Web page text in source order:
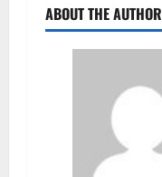
ABOUT THE AUTHOR